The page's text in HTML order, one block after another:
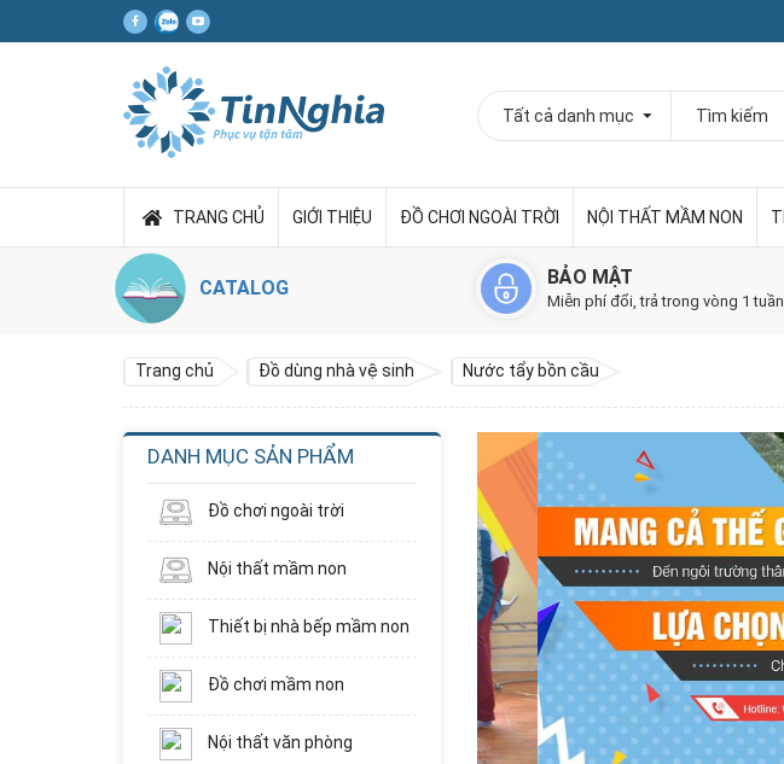
TRANG CHỦ GIỚI THIỆU ĐỒ CHƠI NGOÀI TRỜI NỘI THẤT MẦM NON
CATALOG BẢO MẬT
Miễn phí đổi, trả trong vòng 1 tuần
Trang chủ Đồ dùng nhà vệ sinh Nước tẩy bồn cầu
DANH MỤC SẢN PHẨM
Đồ chơi ngoài trời
Nội thất mầm non
Thiết bị nhà bếp mầm non
Đồ chơi mầm non
Nội thất văn phòng